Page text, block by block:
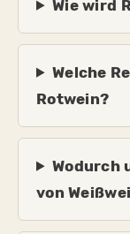
Wie wird
Welche
Rotwein?
Wodurch
von